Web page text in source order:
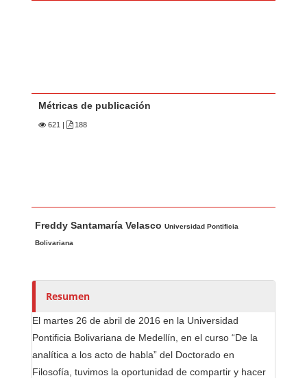
Métricas de publicación
621 | 188
u
t
r
s
/
a
s
Freddy Santamaría VelascoUniversidad Pontificia
Bolivariana
Resumen
El martes 26 de abril de 2016 en la Universidad
Pontificia Bolivariana de Medellín, en el curso “De la
analítica a los acto de habla” del Doctorado en
Filosofía, tuvimos la oportunidad de compartir y hacer